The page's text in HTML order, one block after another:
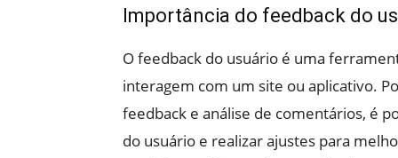
Importância do feedback do
O feedback do usuário é uma
interagem com um site ou aplicativo.
feedback e análise de comentários, é
do usuário e realizar ajustes para